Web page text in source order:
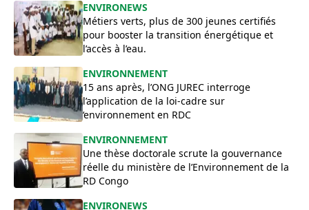
ENVIRONEWS
Métiers verts, plus de 300 jeunes certifiés
pour booster la transition énergétique et
l’accès à l’eau.
ENVIRONNEMENT
15 ans après, l’ONG JUREC interroge
l’application de la loi-cadre sur
‘environnement en RDC
ENVIRONNEMENT
Une thèse doctorale scrute la gouvernance
réelle du ministère de l’Environnement de la
RD Congo
ENVIRONEWS